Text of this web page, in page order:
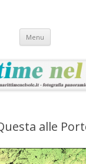
Menu Vai
contenuto
alle